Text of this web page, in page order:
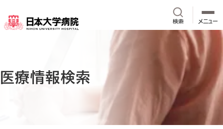
検索サイト内検
メニュー
医療情報検索